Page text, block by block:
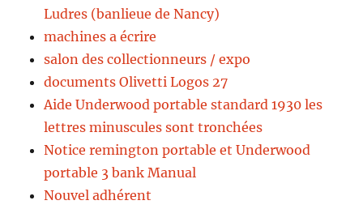
Ludres (banlieue de Nancy)
machines a écrire
salon des collectionneurs / expo
documents Olivetti Logos 27
Aide Underwood portable standard 1930 les
lettres minuscules sont tronchées
Notice remington portable et Underwood
portable 3 bank Manual
Nouvel adhérent